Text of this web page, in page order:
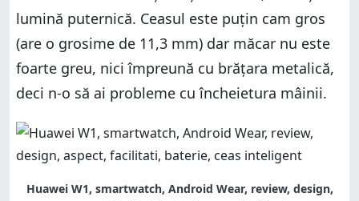
lumină puternică. Ceasul este puțin cam gros
(are o grosime de 11,3 mm) dar măcar nu este
foarte greu, nici împreună cu brățara metalică,
deci n-o să ai probleme cu încheietura mâinii.
Huawei W1, smartwatch, Android Wear, review, design,